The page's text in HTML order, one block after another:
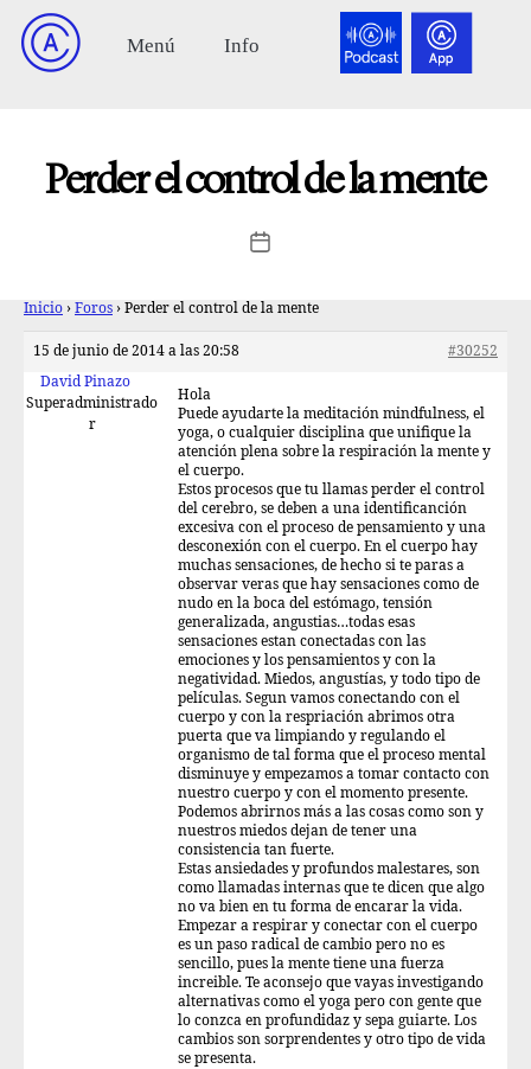
Perder el control de la mente
Inicio › Foros › Perder el control de la mente
15 de junio de 2014 a las 20:58
#30252
David Pinazo
Superadministrado
r
Hola
Puede ayudarte la meditación mindfulness, el
yoga, o cualquier disciplina que unifique la
atención plena sobre la respiración la mente y
el cuerpo.
Estos procesos que tu llamas perder el control
del cerebro, se deben a una identificanción
excesiva con el proceso de pensamiento y una
desconexión con el cuerpo. En el cuerpo hay
muchas sensaciones, de hecho si te paras a
observar veras que hay sensaciones como de
nudo en la boca del estómago, tensión
generalizada, angustias…todas esas
sensaciones estan conectadas con las
emociones y los pensamientos y con la
negatividad. Miedos, angustías, y todo tipo de
películas. Segun vamos conectando con el
cuerpo y con la respriación abrimos otra
puerta que va limpiando y regulando el
organismo de tal forma que el proceso mental
disminuye y empezamos a tomar contacto con
nuestro cuerpo y con el momento presente.
Podemos abrirnos más a las cosas como son y
nuestros miedos dejan de tener una
consistencia tan fuerte.
Estas ansiedades y profundos malestares, son
como llamadas internas que te dicen que algo
no va bien en tu forma de encarar la vida.
Empezar a respirar y conectar con el cuerpo
es un paso radical de cambio pero no es
sencillo, pues la mente tiene una fuerza
increible. Te aconsejo que vayas investigando
alternativas como el yoga pero con gente que
lo conzca en profundidaz y sepa guiarte. Los
cambios son sorprendentes y otro tipo de vida
se presenta.